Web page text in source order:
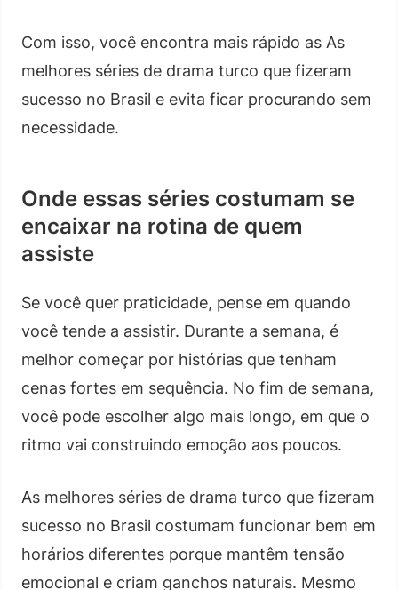
Com isso, você encontra mais rápido as As
melhores séries de drama turco que fizeram
sucesso no Brasil e evita ficar procurando sem
necessidade.
Onde essas séries costumam se
encaixar na rotina de quem
assiste
Se você quer praticidade, pense em quando
você tende a assistir. Durante a semana, é
melhor começar por histórias que tenham
cenas fortes em sequência. No fim de semana,
você pode escolher algo mais longo, em que o
ritmo vai construindo emoção aos poucos.
As melhores séries de drama turco que fizeram
sucesso no Brasil costumam funcionar bem em
horários diferentes porque mantêm tensão
emocional e criam ganchos naturais. Mesmo